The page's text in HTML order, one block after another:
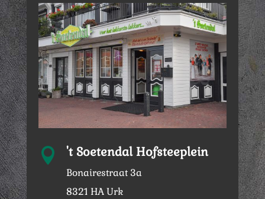
 't Soetendal Hofsteeplein
Bonairestraat 3a
8321 HA Urk